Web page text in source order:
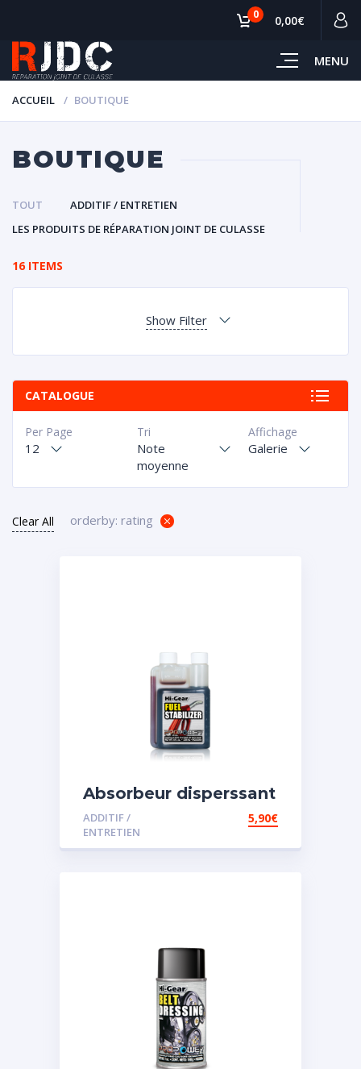
MENU
0 0,00€
ACCUEIL BOUTIQUE
BOUTIQUE
TOUT
ADDITIF / ENTRETIEN
LES PRODUITS DE RÉPARATION JOINT DE CULASSE
16 ITEMS
Show Filter
CATALOGUE
Affichage
Galerie
Tri
Note
moyenne
Per Page
12
Clear All orderby: rating
Absorbeur disperssant
d’eau pour carburant
ADDITIF /
ENTRETIEN
5,90€